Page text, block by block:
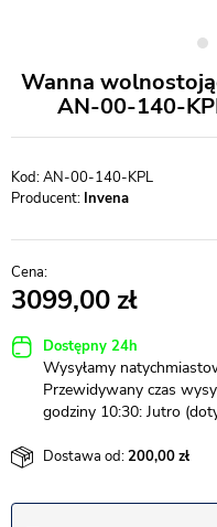
Wanna
AN-00-140-
AN-00-140-KPL
Producent: Invena
3099,00
Dostępny 24h
Wysyłamy
Przewidywany czas
godziny 10:30: Jutro
Dostawa od:200,00